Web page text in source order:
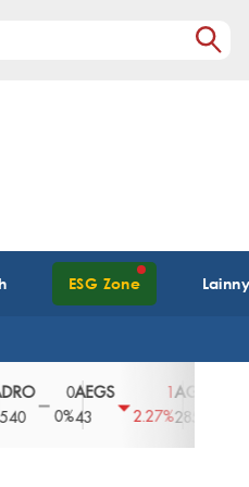
ESG Zone
0
0%
AEGS
2.27% 2850
3.39%